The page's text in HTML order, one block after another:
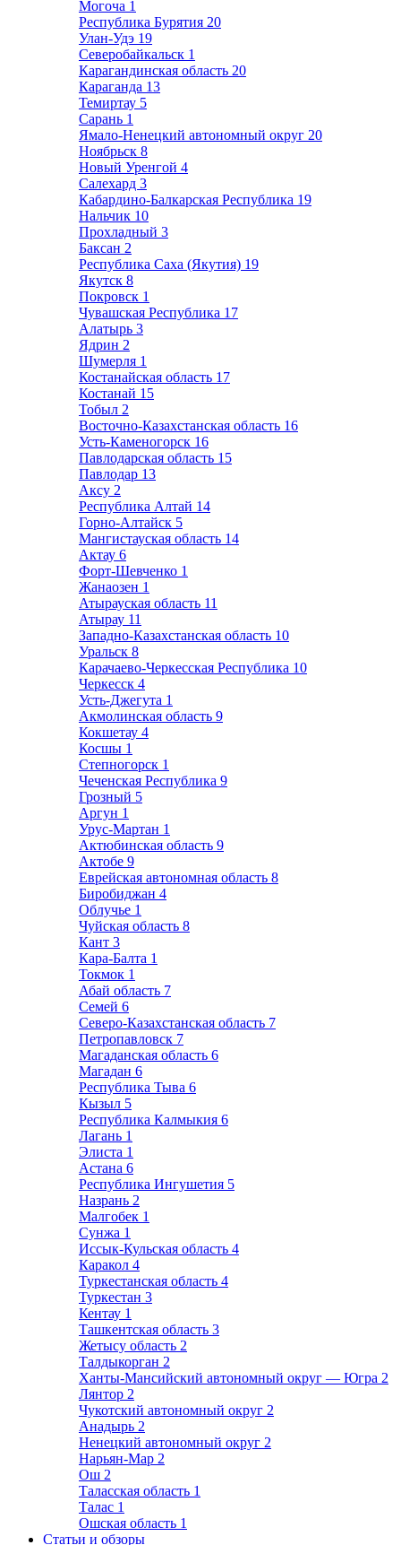
Могоча 1
Республика Бурятия 20
Улан-Удэ 19
Северобайкальск 1
Карагандинская область 20
Караганда 13
Темиртау 5
Сарань 1
Ямало-Ненецкий автономный округ 20
Ноябрьск 8
Новый Уренгой 4
Салехард 3
Кабардино-Балкарская Республика 19
Нальчик 10
Прохладный 3
Баксан 2
Республика Саха (Якутия) 19
Якутск 8
Покровск 1
Чувашская Республика 17
Алатырь 3
Ядрин 2
Шумерля 1
Костанайская область 17
Костанай 15
Тобыл 2
Восточно-Казахстанская область 16
Усть-Каменогорск 16
Павлодарская область 15
Павлодар 13
Аксу 2
Республика Алтай 14
Горно-Алтайск 5
Мангистауская область 14
Актау 6
Форт-Шевченко 1
Жанаозен 1
Атырауская область 11
Атырау 11
Западно-Казахстанская область 10
Уральск 8
Карачаево-Черкесская Республика 10
Черкесск 4
Усть-Джегута 1
Акмолинская область 9
Кокшетау 4
Косшы 1
Степногорск 1
Чеченская Республика 9
Грозный 5
Аргун 1
Урус-Мартан 1
Актюбинская область 9
Актобе 9
Еврейская автономная область 8
Биробиджан 4
Облучье 1
Чуйская область 8
Кант 3
Кара-Балта 1
Токмок 1
Абай область 7
Семей 6
Северо-Казахстанская область 7
Петропавловск 7
Магаданская область 6
Магадан 6
Республика Тыва 6
Кызыл 5
Республика Калмыкия 6
Лагань 1
Элиста 1
Астана 6
Республика Ингушетия 5
Назрань 2
Малгобек 1
Сунжа 1
Иссык-Кульская область 4
Каракол 4
Туркестанская область 4
Туркестан 3
Кентау 1
Ташкентская область 3
Жетысу область 2
Талдыкорган 2
Ханты-Мансийский автономный округ — Югра 2
Лянтор 2
Чукотский автономный округ 2
Анадырь 2
Ненецкий автономный округ 2
Нарьян-Мар 2
Ош 2
Таласская область 1
Талас 1
Ошская область 1
Статьи и обзоры